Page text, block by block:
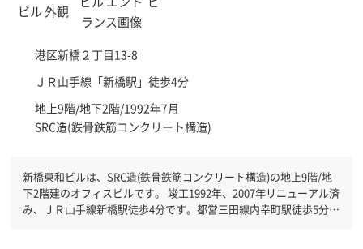
港区新橋２丁目13-8
ＪＲ山手線「新橋駅 」徒歩4分
地上9階/地下2階/1992年7月
SRC造(鉄骨鉄筋コンクリート構造)
新橋東和ビルは、SRC造(鉄骨鉄筋コンクリート構造)の地上9階/地
下2階建のオフィスビルです。 竣工1992年、2007年リニューアル済
み、ＪＲ山手線新橋駅徒歩4分です。都営三田線内幸町駅徒歩5分と